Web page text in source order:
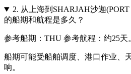
2. 从上海到SHARJAH沙迦
的船期和航程是多久？
参考船期：THU 参考航程：约25天
船期可能受船舶调度、港口作业、
响。